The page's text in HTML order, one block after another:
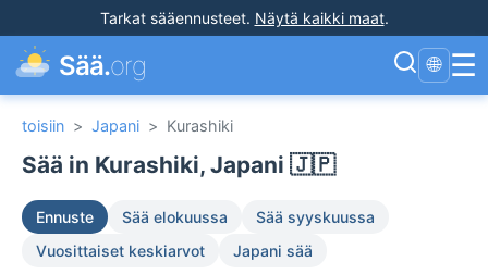
Tarkat sääennusteet. Näytä kaikki maat.
Sää.org 🌐 ☰
toisiin > Japani > Kurashiki
Sää in Kurashiki, Japani 🇯🇵
Ennuste Sää elokuussa
Sää syyskuussa
Vuosittaiset keskiarvot
Japani sää